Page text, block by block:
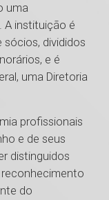
uma
A instituição é
divididos
e é
uma Diretoria
profissionais
e de seus
distinguidos
do